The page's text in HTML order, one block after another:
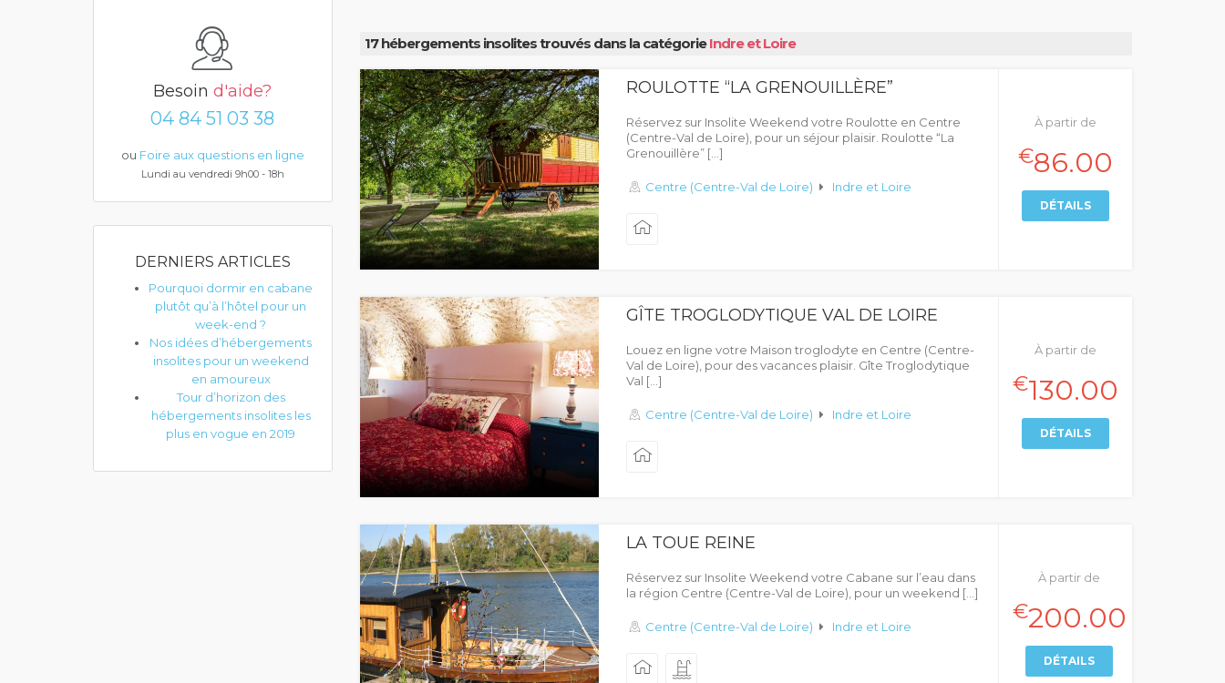
Besoind'aide?
04 84 51 03 38
ou Foire aux questions en ligne
Lundi au vendredi 9h00 - 18h
DERNIERS ARTICLES
Pourquoi dormir en cabane
plutôt qu’à l’hôtel pour un
week-end ?
Nos idées d’hébergements
insolites pour un weekend
en amoureux
Tour d’horizon des
hébergements insolites les
plus en vogue en 2019
17 hébergements insolites trouvés dans la catégorieIndre et Loire
ROULOTTE “LA GRENOUILLÈRE”
Réservez sur Insolite Weekend votre Roulotte en Centre
(Centre-Val de Loire), pour un séjour plaisir. Roulotte “La
Grenouillère” […]
Centre (Centre-Val de Loire) Indre et Loire
À partir de
€86.00
DÉTAILS
GÎTE TROGLODYTIQUE VAL DE LOIRE
Louez en ligne votre Maison troglodyte en Centre (Centre-
Val de Loire), pour des vacances plaisir. Gîte Troglodytique
Val […]
Centre (Centre-Val de Loire) Indre et Loire
À partir de
€130.00
DÉTAILS
LA TOUE REINE
Réservez sur Insolite Weekend votre Cabane sur l’eau dans
la région Centre (Centre-Val de Loire), pour un weekend […]
Centre (Centre-Val de Loire) Indre et Loire
À partir de
€200.00
DÉTAILS